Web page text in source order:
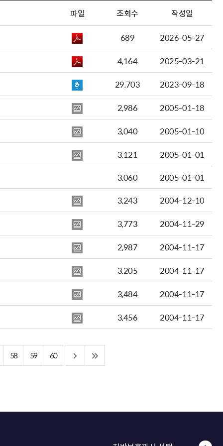
파일 조회수 작성일
689
2026-05-27
4,164
2025-03-21
29,703
2023-09-18
2,986
2005-01-18
3,040
2005-01-10
3,121
2005-01-01
3,060
2005-01-01
3,243
2004-12-10
3,773
2004-11-29
2,987
2004-11-17
3,205
2004-11-17
3,484
2004-11-17
3,456
2004-11-17
58 59 60